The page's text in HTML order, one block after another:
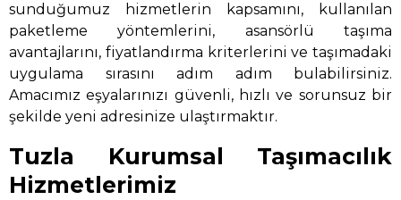
sunduğumuz hizmetlerin kapsamını, kullanılan
paketleme yöntemlerini, asansörlü taşıma
avantajlarını, fiyatlandırma kriterlerini ve taşımadaki
uygulama sırasını adım adım bulabilirsiniz.
Amacımız eşyalarınızı güvenli, hızlı ve sorunsuz bir
şekilde yeni adresinize ulaştırmaktır.
Tuzla Kurumsal Taşımacılık
Hizmetlerimiz